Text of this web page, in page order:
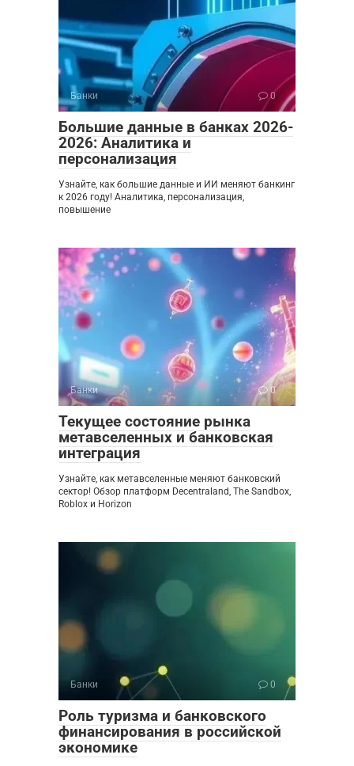
Банки 0
Большие данные в банках 2026-
2026: Аналитика и
персонализация
Узнайте, как большие данные и ИИ меняют банкинг
к 2026 году! Аналитика, персонализация,
повышение
Банки 0
Текущее состояние рынка
метавселенных и банковская
интеграция
Узнайте, как метавселенные меняют банковский
сектор! Обзор платформ Decentraland, The Sandbox,
Roblox и Horizon
Банки 0
Роль туризма и банковского
финансирования в российской
экономике